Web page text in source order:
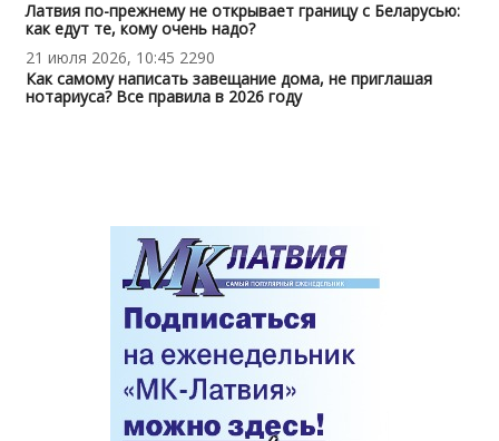
Латвия по-прежнему не открывает границу с Беларусью:
как едут те, кому очень надо?
21 июля 2026, 10:45 2290
Как самому написать завещание дома, не приглашая
нотариуса? Все правила в 2026 году